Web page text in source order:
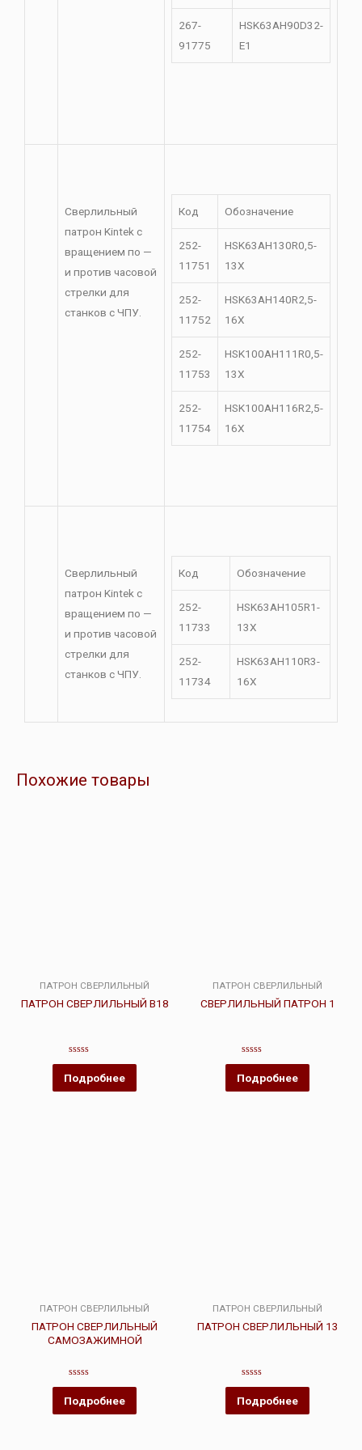
267-
91775
HSK63AH90D32-
E1
Сверлильный
патрон Kintek с
вращением по —
и против часовой
стрелки для
станков с ЧПУ.
Код Обозначение
252-
11751
HSK63AH130R0,5-
13X
252-
11752
HSK63AH140R2,5-
16X
252-
11753
HSK100AH111R0,5-
13X
252-
11754
HSK100AH116R2,5-
16X
Сверлильный
патрон Kintek с
вращением по —
и против часовой
стрелки для
станков с ЧПУ.
Код Обозначение
252-
11733
HSK63AH105R1-
13X
252-
11734
HSK63AH110R3-
16X
Похожие товары
ПАТРОН СВЕРЛИЛЬНЫЙ
ПАТРОН СВЕРЛИЛЬНЫЙ В18
Оценка
из
5
Подробнее
ПАТРОН СВЕРЛИЛЬНЫЙ
СВЕРЛИЛЬНЫЙ ПАТРОН 1
Оценка
из
5
Подробнее
ПАТРОН СВЕРЛИЛЬНЫЙ
ПАТРОН СВЕРЛИЛЬНЫЙ
САМОЗАЖИМНОЙ
Оценка
из
5
Подробнее
ПАТРОН СВЕРЛИЛЬНЫЙ
ПАТРОН СВЕРЛИЛЬНЫЙ 13
Оценка
из
5
Подробнее